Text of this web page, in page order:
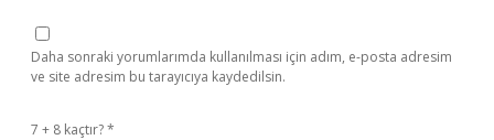
Daha sonraki yorumlarımda kullanılması için adım, e-posta adresim
ve site adresim bu tarayıcıya kaydedilsin.
7 + 8 kaçtır?*